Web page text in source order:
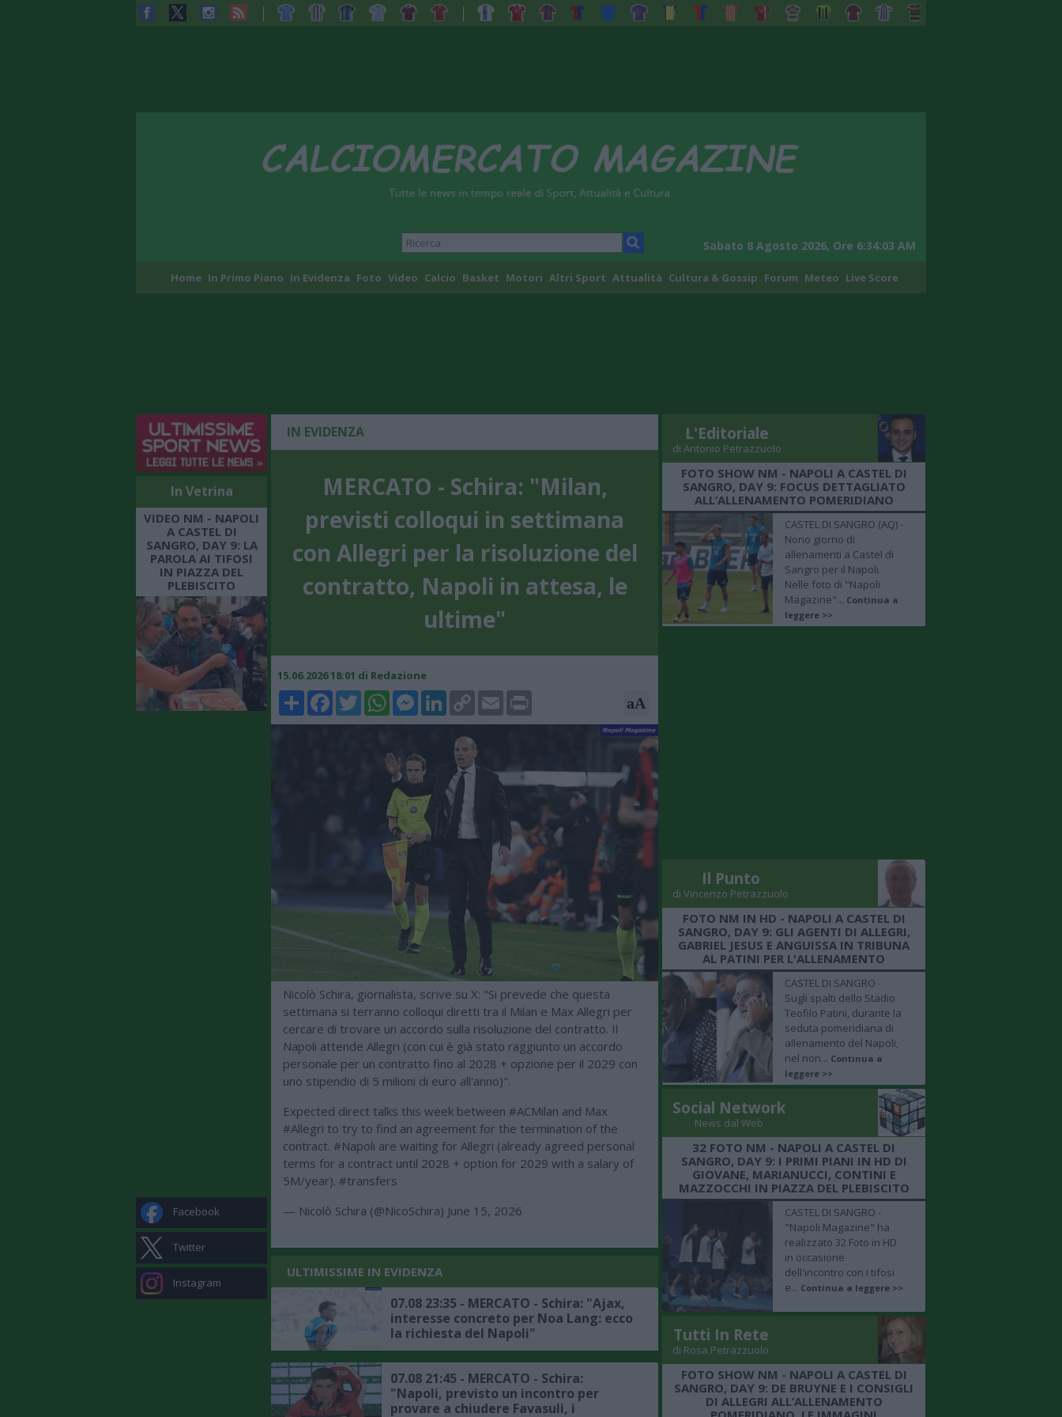
Sabato 8 Agosto 2026, Ore 6:34:04 AM
Home In Primo Piano In Evidenza Foto Video Calcio Basket Motori Altri Sport Attualità Cultura & Gossip Forum Meteo Live Score
In Vetrina
VIDEO NM - NAPOLI
A CASTEL DI
SANGRO, DAY 9: LA
PAROLA AI TIFOSI
IN PIAZZA DEL
PLEBISCITO
Facebook
Twitter
Instagram
IN EVIDENZA
MERCATO - Schira: "Milan,
previsti colloqui in settimana
con Allegri per la risoluzione del
contratto, Napoli in attesa, le
ultime"
15.06.2026 18:01 di Redazione
ShareFacebookTwitterWhatsAppMessenger
LinkedIn
Copy
Link
Email Print aA
Nicolò Schira, giornalista, scrive su X: "Si prevede che questa
settimana si terranno colloqui diretti tra il Milan e Max Allegri per
cercare di trovare un accordo sulla risoluzione del contratto. Il
Napoli attende Allegri (con cui è già stato raggiunto un accordo
personale per un contratto fino al 2028 + opzione per il 2029 con
uno stipendio di 5 milioni di euro all'anno)".
Expected direct talks this week between #ACMilan and Max
#Allegri to try to find an agreement for the termination of the
contract. #Napoli are waiting for Allegri (already agreed personal
terms for a contract until 2028 + option for 2029 with a salary of
5M/year). #transfers
— Nicolò Schira (@NicoSchira) June 15, 2026
ULTIMISSIME IN EVIDENZA
07.08 23:35 - MERCATO - Schira: "Ajax,
interesse concreto per Noa Lang: ecco
la richiesta del Napoli"
07.08 21:45 - MERCATO - Schira:
"Napoli, previsto un incontro per
provare a chiudere Favasuli, i
L'Editoriale
di Antonio Petrazzuolo
FOTO SHOW NM - NAPOLI A CASTEL DI
SANGRO, DAY 9: FOCUS DETTAGLIATO
ALL’ALLENAMENTO POMERIDIANO
CASTEL DI SANGRO (AQ) -
Nono giorno di
allenamenti a Castel di
Sangro per il Napoli.
Nelle foto di "Napoli
Magazine"... Continua a
leggere >>
Il Punto
di Vincenzo Petrazzuolo
FOTO NM IN HD - NAPOLI A CASTEL DI
SANGRO, DAY 9: GLI AGENTI DI ALLEGRI,
GABRIEL JESUS E ANGUISSA IN TRIBUNA
AL PATINI PER L'ALLENAMENTO
CASTEL DI SANGRO -
Sugli spalti dello Stadio
Teofilo Patini, durante la
seduta pomeridiana di
allenamento del Napoli,
nel non... Continua a
leggere >>
Social Network
News dal Web
32 FOTO NM - NAPOLI A CASTEL DI
SANGRO, DAY 9: I PRIMI PIANI IN HD DI
GIOVANE, MARIANUCCI, CONTINI E
MAZZOCCHI IN PIAZZA DEL PLEBISCITO
CASTEL DI SANGRO -
"Napoli Magazine" ha
realizzato 32 Foto in HD
in occasione
dell'incontro con i tifosi
e... Continua a leggere >>
Tutti In Rete
di Rosa Petrazzuolo
FOTO SHOW NM - NAPOLI A CASTEL DI
SANGRO, DAY 9: DE BRUYNE E I CONSIGLI
DI ALLEGRI ALL’ALLENAMENTO